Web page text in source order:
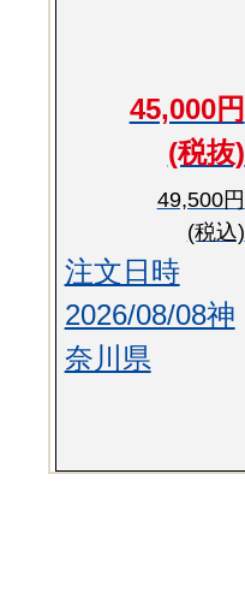
45,000円
(税抜)
49,500円
(税込)
注文日時
2026/08/08神
奈川県